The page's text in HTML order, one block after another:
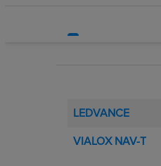
LEDVANCE
VIALOX NAV-T